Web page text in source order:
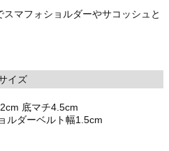
マフォショルダーやサコッシュと
イズ
底マチ4.5cm
ルダーベルト幅1.5cm